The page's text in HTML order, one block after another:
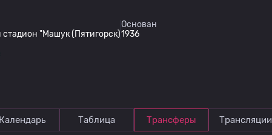
"Машук (Пятигорск)
Основан
1936
Календарь Таблица Трансферы Трансляции